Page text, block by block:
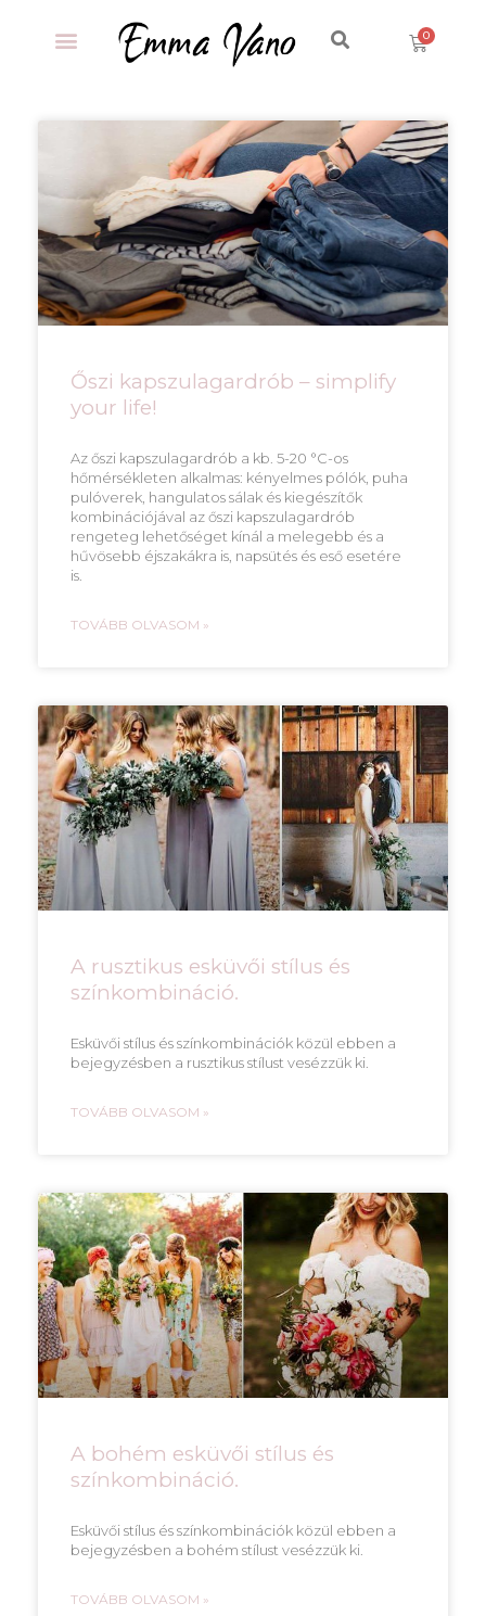
Őszi kapszulagardrób – simplify
your life!
Az őszi kapszulagardrób a kb. 5-20 °C-os
hőmérsékleten alkalmas: kényelmes pólók, puha
pulóverek, hangulatos sálak és kiegészítők
kombinációjával az őszi kapszulagardrób
rengeteg lehetőséget kínál a melegebb és a
hűvösebb éjszakákra is, napsütés és eső esetére
is.
TOVÁBB OLVASOM »
A rusztikus esküvői stílus és
színkombináció.
Esküvői stílus és színkombinációk közül ebben a
bejegyzésben a rusztikus stílust vesézzük ki.
TOVÁBB OLVASOM »
A bohém esküvői stílus és
színkombináció.
Esküvői stílus és színkombinációk közül ebben a
bejegyzésben a bohém stílust vesézzük ki.
TOVÁBB OLVASOM »